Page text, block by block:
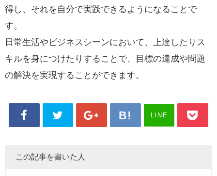
得し、それを自分で実践できるようになることで
す。
日常生活やビジネスシーンにおいて、上達したりス
キルを身につけたりすることで、目標の達成や問題
の解決を実現することができます。
LINE
この記事を書いた人